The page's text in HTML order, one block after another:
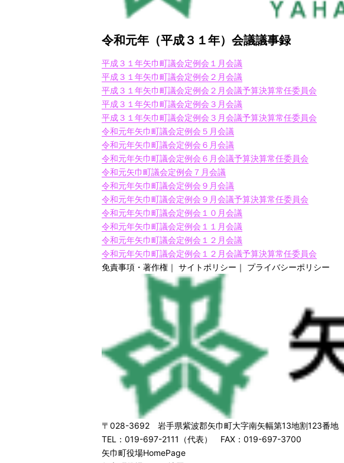
令和元年（平成３１年）会議議事録
平成３１年矢巾町議会定例会１月会議
平成３１年矢巾町議会定例会２月会議
平成３１年矢巾町議会定例会２月会議予算決算常任委員会
平成３１年矢巾町議会定例会３月会議
平成３１年矢巾町議会定例会３月会議予算決算常任委員会
令和元年矢巾町議会定例会５月会議
令和元年矢巾町議会定例会６月会議
令和元年矢巾町議会定例会６月会議予算決算常任委員会
令和元矢巾町議会定例会７月会議
令和元年矢巾町議会定例会９月会議
令和元年矢巾町議会定例会９月会議予算決算常任委員会
令和元年矢巾町議会定例会１０月会議
令和元年矢巾町議会定例会１１月会議
令和元年矢巾町議会定例会１２月会議
令和元年矢巾町議会定例会１２月会議予算決算常任委員会
免責事項・著作権 ｜ サイトポリシー ｜ プライバシーポリシー
〒028-3692 岩手県紫波郡矢巾町大字南矢幅第13地割123番地
TEL：019-697-2111（代表） FAX：019-697-3700
矢巾町役場HomePage